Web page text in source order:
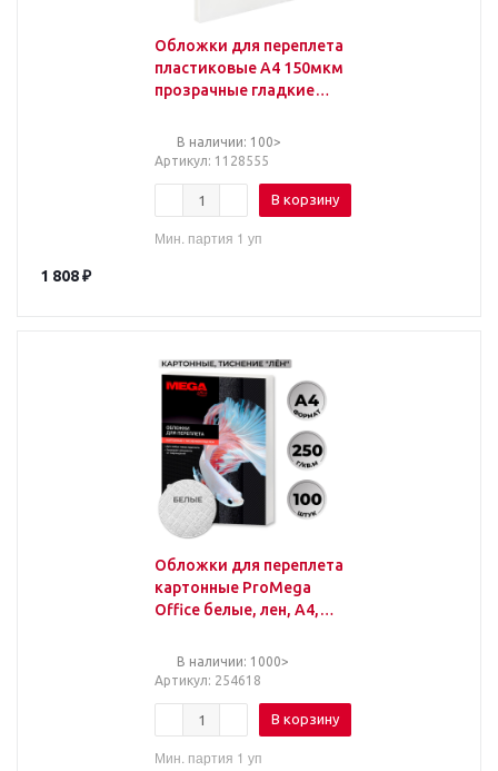
Обложки для переплета
пластиковые А4 150мкм
прозрачные гладкие
В наличии: 100>
Артикул: 1128555
В корзину
Мин. партия 1 уп
1 808₽
Обложки для переплета
картонные ProMega
Office белые, лен, A4,
В наличии: 1000>
Артикул: 254618
В корзину
Мин. партия 1 уп